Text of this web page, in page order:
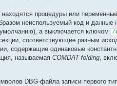
процедуры или
неиспользуемый код и
а выключается ключом /
соответствующие разным
содержащие одинаковые
называемая COMDAT folding,
DBG-файла записи первого